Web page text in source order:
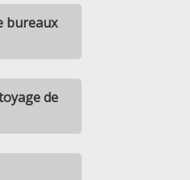
bureaux
de